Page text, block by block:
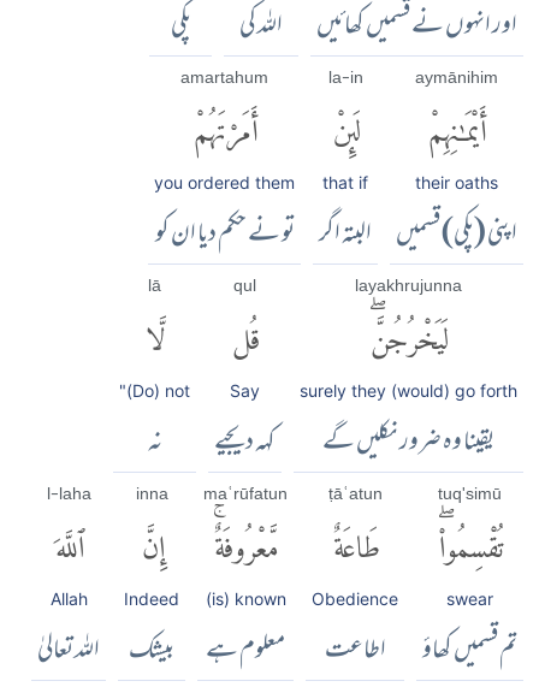
اور انہوں نے قسمیں کھائیں اللہ کی پکی
aymānihim
أَيْمَٰنِهِمْ
their oaths
اپنی (پکی) قسمیں
la-in
لَئِنْ
that if
البتہ اگر
amartahum
أَمَرْتَهُمْ
you ordered them
تو نے حکم دیا ان کو
layakhrujunna
لَيَخْرُجُنَّۖ
surely they (would) go forth
یقینا وہ ضرور نکلیں گے
qul
قُل
Say
کہہ دیجیے
lā
لَّا
"(Do) not
نہ
tuq'simū
تُقْسِمُوا۟ۖ
swear
تم قسمیں کھاؤ
ṭāʿatun
طَاعَةٌ
Obedience
اطاعت
maʿrūfatun
مَّعْرُوفَةٌۚ
(is) known
معلوم ہے
inna
إِنَّ
Indeed
بیشک
l-laha
ٱللَّهَ
Allah
اللہ تعالیٰ